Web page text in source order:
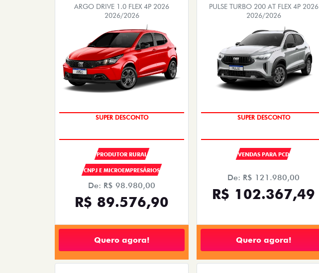
ARGO DRIVE 1.0 FLEX 4P 2026
2026/2026
SUPER DESCONTO
PRODUTOR RURAL
CNPJ E MICROEMPRESÁRIOS
De: R$ 98.980,00
R$ 89.576,90
Quero agora!
PULSE TURBO 200 AT FLEX 4P 2026
2026/2026
SUPER DESCONTO
VENDAS PARA PCD
De: R$ 121.980,00
R$ 102.367,49
Quero agora!